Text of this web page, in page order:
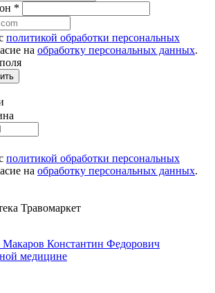
*
политикой обработки персональных
на обработку персональных данных.
политикой обработки персональных
на обработку персональных данных.
Травомаркет
Макаров Константин Федорович
медицине